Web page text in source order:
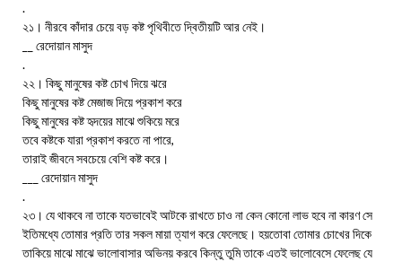
.
২১। নীরবে কাঁদার চেয়ে বড় কষ্ট পৃথিবীতে দ্বিতীয়টি আর নেই।
__ রেদোয়ান মাসুদ
.
২২। কিছু মানুষের কষ্ট চোখ দিয়ে ঝরে
কিছু মানুষের কষ্ট মেজাজ দিয়ে প্রকাশ করে
কিছু মানুষের কষ্ট হৃদয়ের মাঝে শুকিয়ে মরে
তবে কষ্টকে যারা প্রকাশ করতে না পারে,
তারাই জীবনে সবচেয়ে বেশি কষ্ট করে।
___ রেদোয়ান মাসুদ
.
২৩। যে থাকবে না তাকে যতভাবেই আটকে রাখতে চাও না কেন কোনো লাভ হবে না কারণ সে
ইতিমধ্যে তোমার প্রতি তার সকল মায়া ত্যাগ করে ফেলেছে। হয়তোবা তোমার চোখের দিকে
তাকিয়ে মাঝে মাঝে ভালোবাসার অভিনয় করবে কিন্তু তুমি তাকে এতই ভালোবেসে ফেলেছ যে